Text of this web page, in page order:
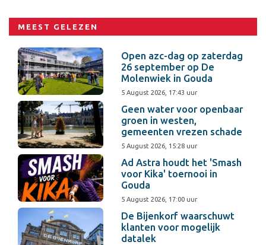
MEEST GELEZEN
Open azc-dag op zaterdag
26 september op De
Molenwiek in Gouda
5 August 2026, 17:43 uur
Geen water voor openbaar
groen in westen,
gemeenten vrezen schade
5 August 2026, 15:28 uur
Ad Astra houdt het 'Smash
voor Kika' toernooi in
Gouda
5 August 2026, 17:00 uur
De Bijenkorf waarschuwt
klanten voor mogelijk
datalek